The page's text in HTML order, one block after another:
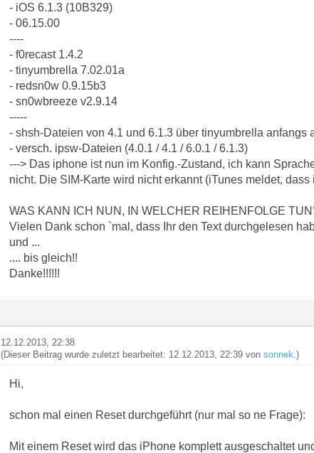
- iOS 6.1.3 (10B329)
- 06.15.00
----
- f0recast 1.4.2
- tinyumbrella 7.02.01a
- redsn0w 0.9.15b3
- sn0wbreeze v2.9.14
-----
- shsh-Dateien von 4.1 und 6.1.3 über tinyumbrella anfangs
- versch. ipsw-Dateien (4.0.1 / 4.1 / 6.0.1 / 6.1.3)
---> Das iphone ist nun im Konfig.-Zustand, ich kann
nicht. Die SIM-Karte wird nicht erkannt (iTunes meldet,
WAS KANN ICH NUN, IN WELCHER REIHENFOLGE
Vielen Dank schon `mal, dass Ihr den Text durchgelesen
und ...
.... bis gleich!!
Danke!!!!!!
12.12.2013, 22:38
(Dieser Beitrag wurde zuletzt bearbeitet: 12.12.2013, 22:39 von sonnek .)
Hi,
schon mal einen Reset durchgeführt (nur mal so ne Frage):
Mit einem Reset wird das iPhone komplett ausgeschaltet